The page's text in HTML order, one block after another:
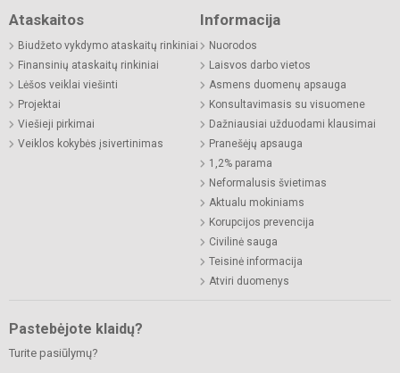
Ataskaitos
Biudžeto vykdymo ataskaitų rinkiniai
Finansinių ataskaitų rinkiniai
Lėšos veiklai viešinti
Projektai
Viešieji pirkimai
Veiklos kokybės įsivertinimas
Informacija
Nuorodos
Laisvos darbo vietos
Asmens duomenų apsauga
Konsultavimasis su visuomene
Dažniausiai užduodami klausimai
Pranešėjų apsauga
1,2% parama
Neformalusis švietimas
Aktualu mokiniams
Korupcijos prevencija
Civilinė sauga
Teisinė informacija
Atviri duomenys
Pastebėjote klaidų?
Turite pasiūlymų?